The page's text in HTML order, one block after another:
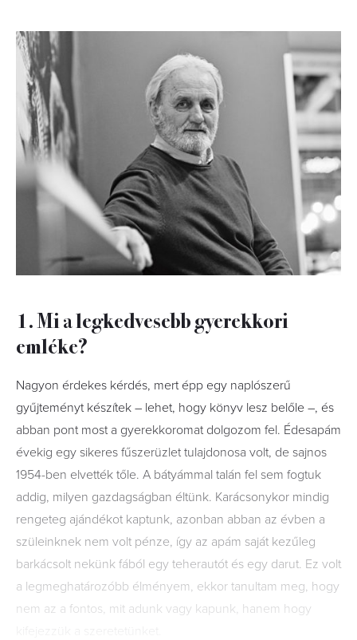
1. Mi a legkedvesebb gyerekkori
emléke?
Nagyon érdekes kérdés, mert épp egy naplószerű
gyűjteményt készítek – lehet, hogy könyv lesz belőle –, és
abban pont most a gyerekkoromat dolgozom fel. Édesapám
évekig egy sikeres fűszerüzlet tulajdonosa volt, de sajnos
1954-ben elvették tőle. A bátyámmal talán fel sem fogtuk
addig, milyen gazdagságban éltünk. Karácsonykor mindig
rengeteg ajándékot kaptunk, azonban abban az évben a
szüleinknek nem volt pénze, így az apám saját kezűleg
barkácsolt nekünk fából egy teherautót és egy darut. Ez volt
a legmeghatározóbb élményem, ekkor tanultam meg, hogy
nem az a fontos, mit adunk vagy kapunk, hanem hogy